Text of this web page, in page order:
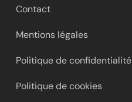
Contact
Mentions légales
Politique de confidentialité
Politique de cookies